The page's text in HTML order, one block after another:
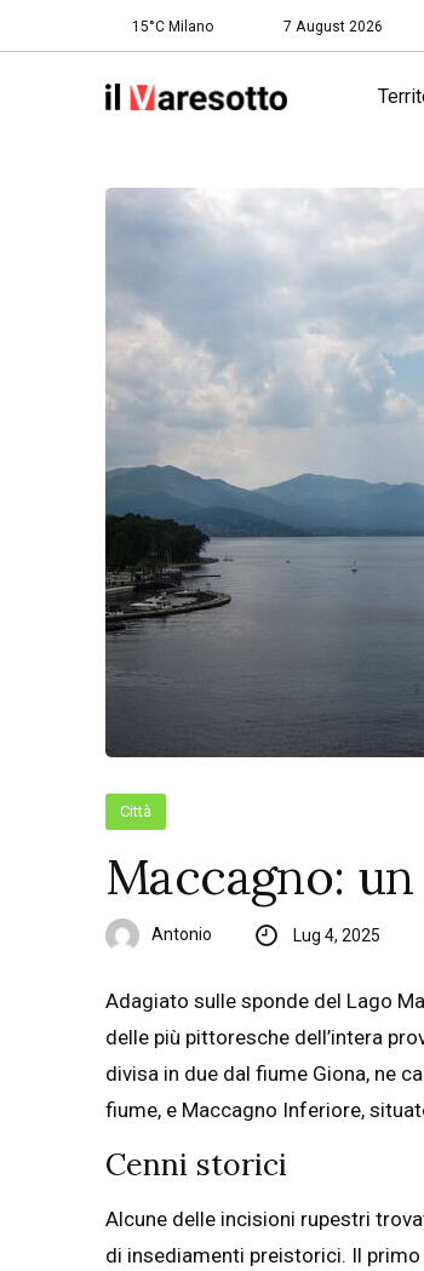
15°C Milano 7 August 2026
Città
Maccagno:
Antonio Lug 4, 2025
Adagiato sulle sponde del Lago
delle più pittoresche dell’intera
divisa in due dal fiume Giona, ne
fiume, e Maccagno Inferiore,
Cenni storici
Alcune delle incisioni rupestri
di insediamenti preistorici. Il